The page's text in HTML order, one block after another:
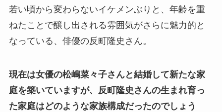
若い頃から変わらないイケメンぶりと、年齢を重
ねたことで醸し出される雰囲気がさらに魅力的と
なっている、俳優の反町隆史さん。
現在は女優の松嶋菜々子さんと結婚して新たな家
庭を築いていますが、反町隆史さんの生まれ育っ
た家庭はどのような家族構成だったのでしょう